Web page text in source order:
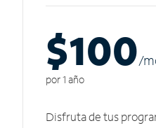
$100/m
por 1 año
Disfruta de tus